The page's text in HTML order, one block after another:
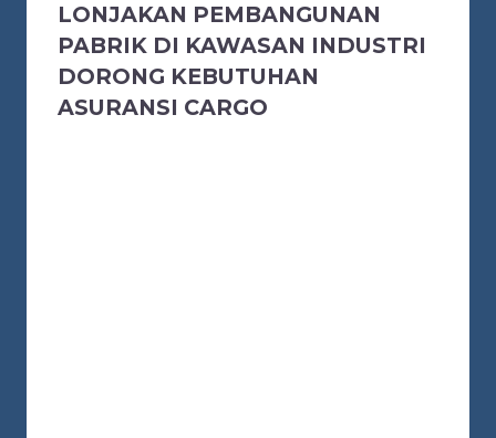
LONJAKAN PEMBANGUNAN
PABRIK DI KAWASAN INDUSTRI
DORONG KEBUTUHAN
ASURANSI CARGO